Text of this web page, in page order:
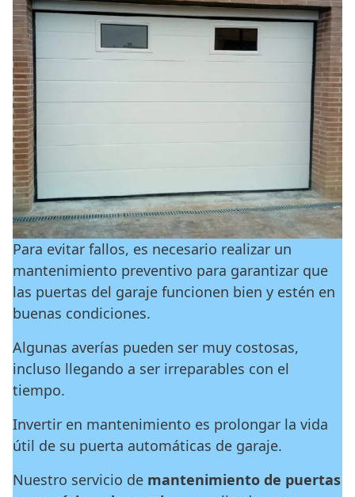
Para evitar fallos, es necesario realizar un
mantenimiento preventivo para garantizar que
las puertas del garaje funcionen bien y estén en
buenas condiciones.
Algunas averías pueden ser muy costosas,
incluso llegando a ser irreparables con el
tiempo.
Invertir en mantenimiento es prolongar la vida
útil de su puerta automáticas de garaje.
Nuestro servicio de mantenimiento de puertas